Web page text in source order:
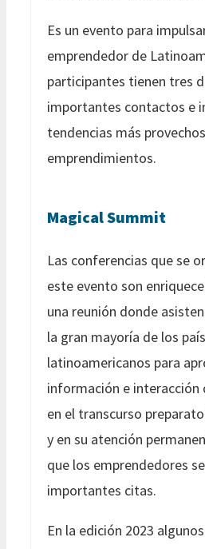
Es un evento para
emprendedor de
participantes tienen tres
importantes contactos e
tendencias más
emprendimientos.
Magical Summit
Las conferencias que se
este evento son
una reunión donde
la gran mayoría de los
latinoamericanos para
información e interacción
en el transcurso
y en su atención
que los emprendedores
importantes citas.
En la edición 2023